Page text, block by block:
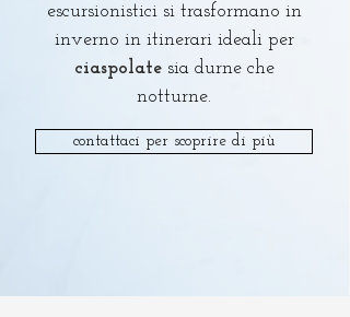
escursionistici si trasformano in
inverno in itinerari ideali per
ciaspolatesia durne che
notturne.
contattaci per scoprire di più